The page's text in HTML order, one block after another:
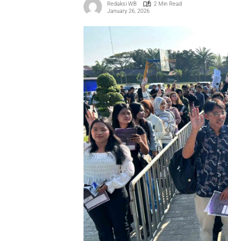
Redaksi WB
2 Min Read
January 26, 2026